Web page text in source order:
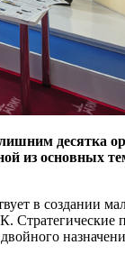
десятка
из основных
в создании